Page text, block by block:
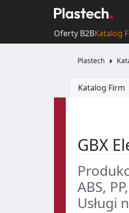
Oferty B2BKatalog
Plastech
Katalog Firm
GBX
ABS,
Usługi